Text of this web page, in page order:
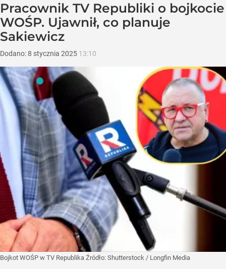
Pracownik TV Republiki o bojkocie
WOŚP. Ujawnił, co planuje
Sakiewicz
Dodano:8 stycznia 2025 13:10
Bojkot WOŚP w TV Republika Źródło: Shutterstock / Longfin Media